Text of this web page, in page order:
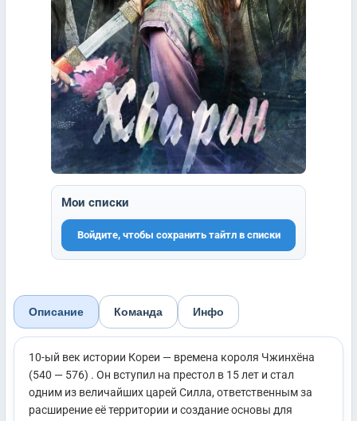
Мои списки
Войдите, чтобы сохранить тайтл в списки
Описание Команда Инфо
10-ый век истории Кореи — времена короля Чжинхёна
(540 — 576) . Он вступил на престол в 15 лет и стал
одним из величайших царей Силла, ответственным за
расширение её территории и создание основы для